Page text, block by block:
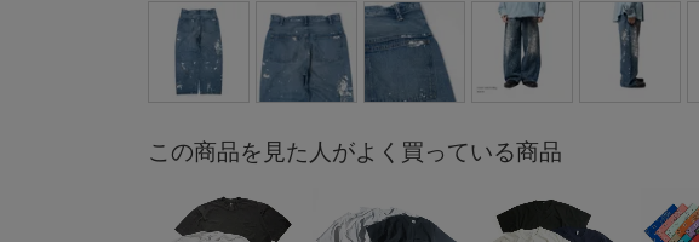
この商品を見た人がよく買っている商品